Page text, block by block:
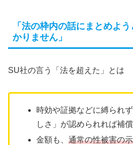
「法の枠内の話にまとめよ
かりません」
SU社の言う「法を超えた」とは
時効や証拠などに縛られ
しさ」が認められれば補
金額も、通常の性被害の